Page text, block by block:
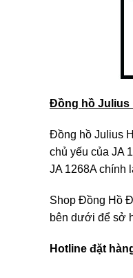
Đồng hồ Julius
Đồng hồ Julius
chủ yếu của JA
JA 1268A chính
Shop Đồng Hồ
bên dưới để sở
Hotline đặt